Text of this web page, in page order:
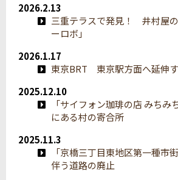
2026.2.13
三重テラスで発見！ 井村屋
ーロボ」
2026.1.17
東京BRT 東京駅方面へ延伸
2025.12.10
「サイフォン珈琲の店 みちみ
にある村の寄合所
2025.11.3
「京橋三丁目東地区第一種市
伴う道路の廃止